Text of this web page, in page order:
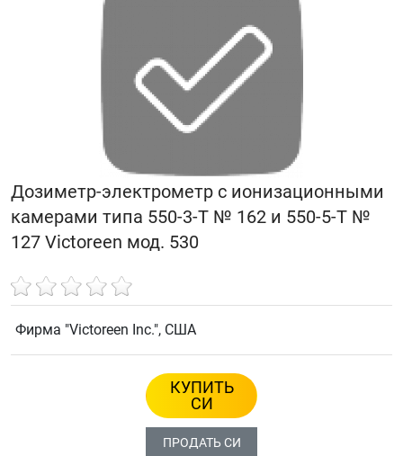
Дозиметр-электрометр с ионизационными
камерами типа 550-3-Т № 162 и 550-5-Т №
127 Victoreen мод. 530
Фирма "Victoreen Inc.", США
КУПИТЬ
СИ
ПРОДАТЬ СИ